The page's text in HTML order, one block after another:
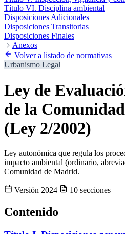
Título VI. Disciplina ambiental
Disposiciones Adicionales
Disposiciones Transitorias
Disposiciones Finales
Anexos
Anexo Quinto. Actividades o
sometidos al procedimiento de
Volver a listado de normativas
Urbanismo Legal
Ley de
de la
(Ley 2/2002)
Ley autonómica que regula los
impacto ambiental (ordinario,
Comunidad de Madrid.
Versión 2024 10 secciones
Contenido